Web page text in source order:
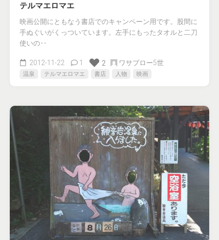
テルマエロマエ
映画公開にともなう書店でのキャンペーン用です。股間に
手ぬぐいがくっついています。左手にもったタオルと二刀
使いの‥
2012-11-22 1 2 ワサブロー5世
温泉 テルマエロマエ 書店 人物 映画